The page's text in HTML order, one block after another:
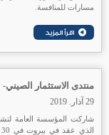
مسارات للمنافسة.
منتدى الاستثمار الصيني-
29 آذار. 2019
شاركت المؤسسة العامة